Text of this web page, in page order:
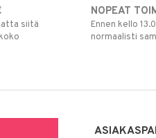
siitä
NOPEAT
Ennen kello
normaalisti